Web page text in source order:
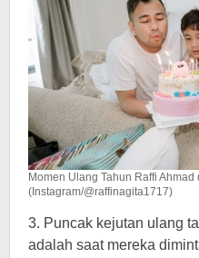
Momen Ulang Tahun Raffi
(Instagram/@raffinagita1717)
3. Puncak kejutan ulang
adalah saat mereka